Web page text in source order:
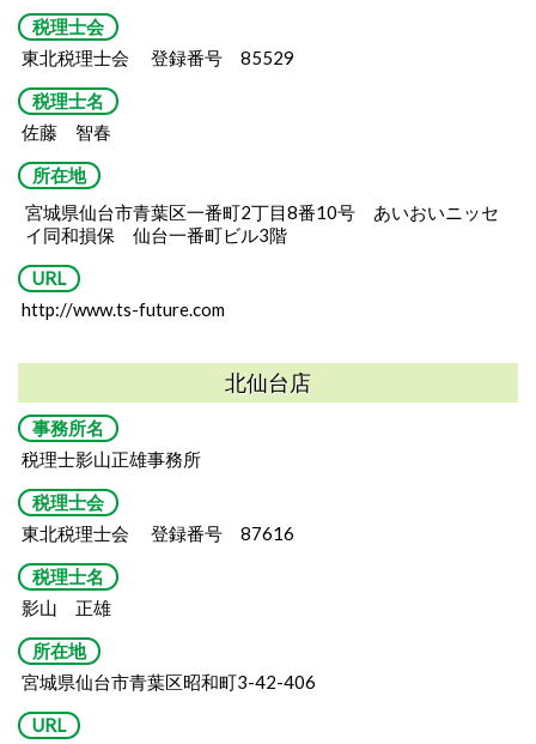
税理士会
東北税理士会 登録番号 85529
税理士名
佐藤 智春
所在地
宮城県仙台市青葉区一番町2丁目8番10号 あいおいニッセ
イ同和損保 仙台一番町ビル3階
URL
http://www.ts-future.com
北仙台店
事務所名
税理士影山正雄事務所
税理士会
東北税理士会 登録番号 87616
税理士名
影山 正雄
所在地
宮城県仙台市青葉区昭和町3-42-406
URL